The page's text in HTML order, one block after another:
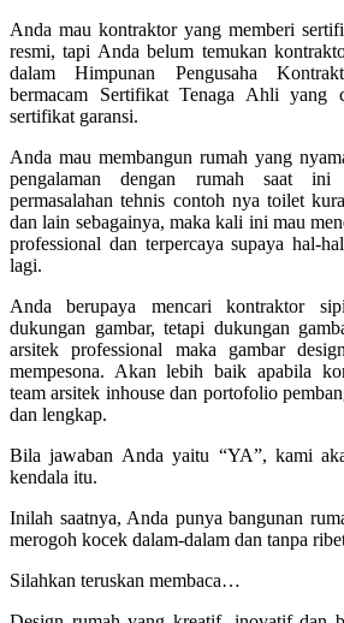
Anda mau kontraktor yang memberi
resmi, tapi Anda belum temukan
dalam Himpunan Pengusaha
bermacam Sertifikat Tenaga Ahli yang
sertifikat garansi.
Anda mau membangun rumah yang
pengalaman dengan rumah saat
permasalahan tehnis contoh nya toilet
dan lain sebagainya, maka kali ini mau
professional dan terpercaya supaya hal-
lagi.
Anda berupaya mencari kontraktor
dukungan gambar, tetapi dukungan
arsitek professional maka gambar
mempesona. Akan lebih baik apabila
team arsitek inhouse dan portofolio
dan lengkap.
Bila jawaban Anda yaitu “YA”, kami
kendala itu.
Inilah saatnya, Anda punya bangunan
merogoh kocek dalam-dalam dan tanpa
Silahkan teruskan membaca…